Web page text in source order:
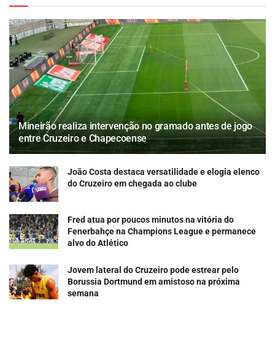
Mineirão realiza intervenção no gramado antes de jogo
entre Cruzeiro e Chapecoense
João Costa destaca versatilidade e elogia elenco
do Cruzeiro em chegada ao clube
Fred atua por poucos minutos na vitória do
Fenerbahçe na Champions League e permanece
alvo do Atlético
Jovem lateral do Cruzeiro pode estrear pelo
Borussia Dortmund em amistoso na próxima
semana